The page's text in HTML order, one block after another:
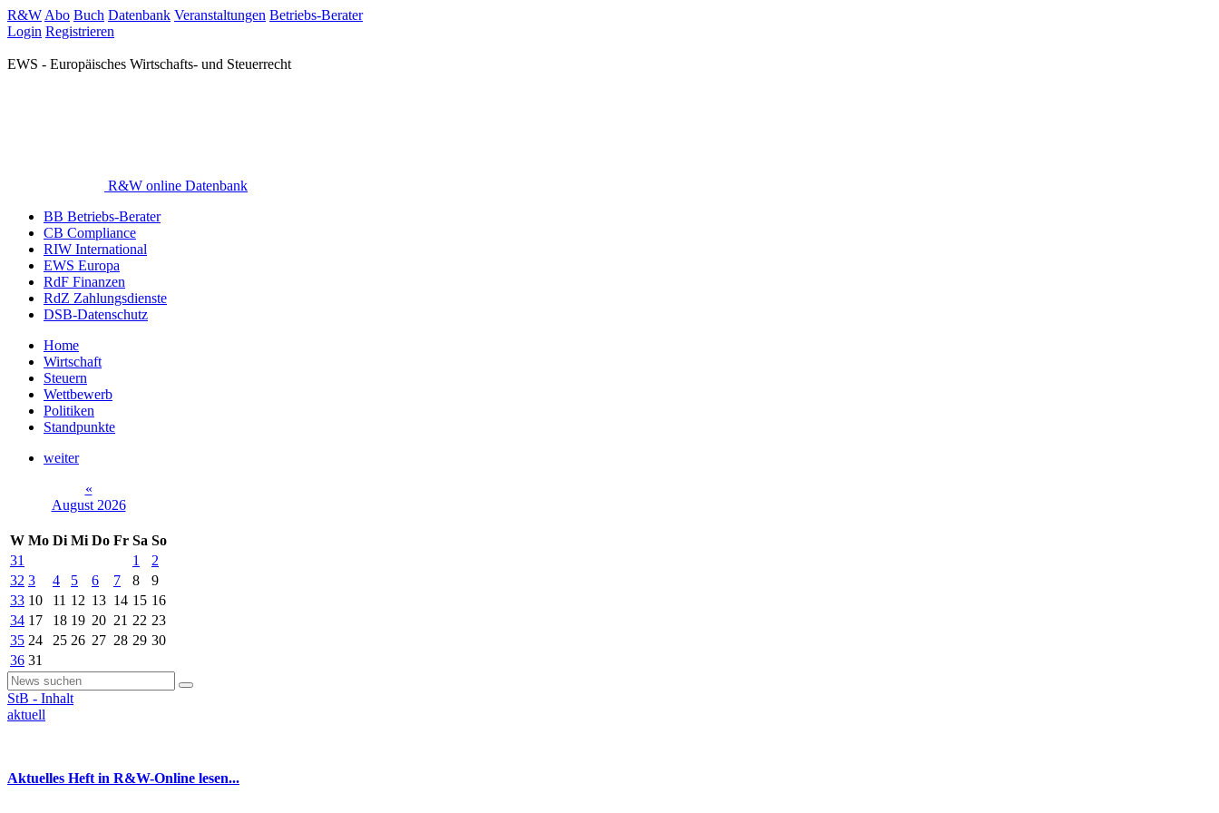
R&W Abo Buch Datenbank Veranstaltungen Betriebs-Berater
Login Registrieren
EWS - Europäisches Wirtschafts- und Steuerrecht
R&W online Datenbank
BB Betriebs-Berater
CB Compliance
RIW International
EWS Europa
RdF Finanzen
RdZ Zahlungsdienste
DSB-Datenschutz
Home
Wirtschaft
Steuern
Wettbewerb
Politiken
Standpunkte
weiter
«
August 2026
W Mo Di Mi Do Fr Sa So
31
1
2
32 3 4 5 6 7 8
9
33 10 11 12 13 14 15 16
34 17 18 19 20 21 22 23
35 24 25 26 27 28 29 30
36 31
StB - Inhalt
aktuell
Aktuelles Heft in R&W-Online lesen...